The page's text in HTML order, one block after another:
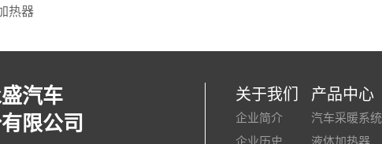
热器
汽车
限公司
关于我们
企业简介
企业历史
产品中心
汽车采暖系统
液体加热器